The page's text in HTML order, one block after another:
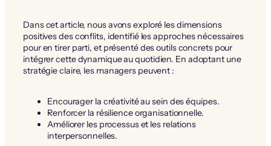
Dans cet article, nous avons exploré les dimensions
positives des conflits, identifié les approches nécessaires
pour en tirer parti, et présenté des outils concrets pour
intégrer cette dynamique au quotidien. En adoptant une
stratégie claire, les managers peuvent :
Encourager la créativité au sein des équipes.
Renforcer la résilience organisationnelle.
Améliorer les processus et les relations
interpersonnelles.